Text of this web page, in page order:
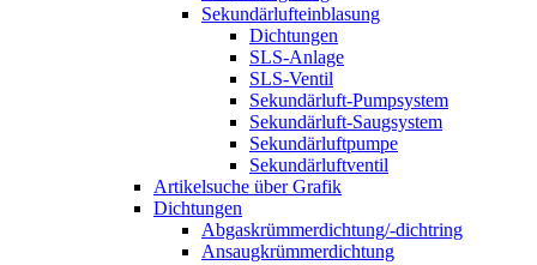
Sekundärlufteinblasung
Dichtungen
SLS-Anlage
SLS-Ventil
Sekundärluft-Pumpsystem
Sekundärluft-Saugsystem
Sekundärluftpumpe
Sekundärluftventil
Artikelsuche über Grafik
Dichtungen
Abgaskrümmerdichtung/-dichtring
Ansaugkrümmerdichtung